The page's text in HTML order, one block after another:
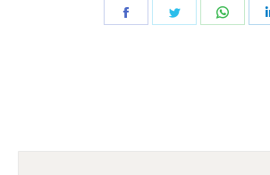
Share
Share
Share